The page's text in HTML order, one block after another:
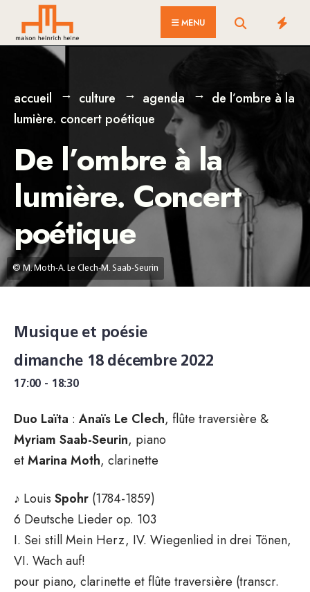
MENU
© M. Moth-A. Le Clech-M. Saab-Seurin
accueil culture agenda
de l’ombre à la
lumière. concert poétique
De l’ombre à la
lumière. Concert
poétique
Musique et poésie
dimanche 18 décembre 2022
17:00 - 18:30
Duo Laïta : Anaïs Le Clech, flûte traversière &
Myriam Saab-Seurin, piano
etMarina Moth, clarinette
♪ Louis Spohr (1784-1859)
6 Deutsche Lieder op. 103
I. Sei still Mein Herz, IV. Wiegenlied in drei Tönen,
VI. Wach auf!
pour piano, clarinette et flûte traversière (transcr.